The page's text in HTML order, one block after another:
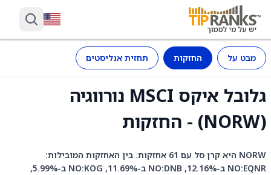
מבט על החזקות תחזית אנליסטים
גלובל איקס MSCI נורווגיה
(NORW) - החזקות
NORW היא קרן סל עם 61 אחזקות. בין האחזקות המובילות:
NO:EQNR ב-12.16%, NO:DNB ב-11.69%, NO:KOG ב-5.99%,